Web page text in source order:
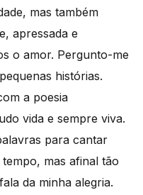
mas também
apressada e
o amor. Pergunto-me
histórias.
a poesia
vida e sempre viva.
para cantar
mas afinal tão
da minha alegria.